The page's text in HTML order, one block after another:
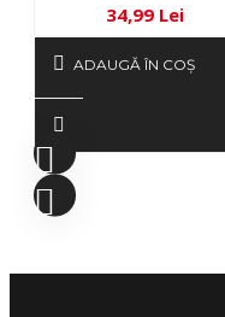
34,99 Lei
ADAUGĂ ÎN COŞ